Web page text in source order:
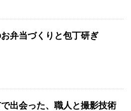
弁当づくりと包丁研ぎ
で出会った、職人と撮影技術